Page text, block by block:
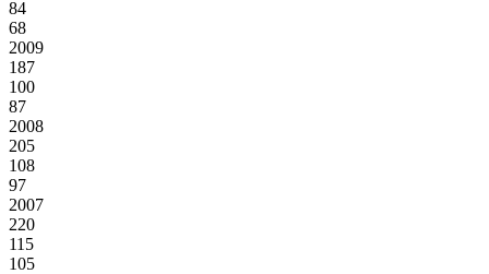
84
68
2009
187
100
87
2008
205
108
97
2007
220
115
105